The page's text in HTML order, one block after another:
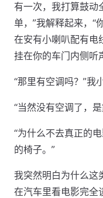
有一次，我打算鼓动
单，”我解释起来，“
在安有小喇叭配有电
挂在你的车门内侧听
“那里有空调吗？”我
“当然没有空调了，
“为什么不去真正的
的椅子。”
我突然明白为什么这
在汽车里看电影完全